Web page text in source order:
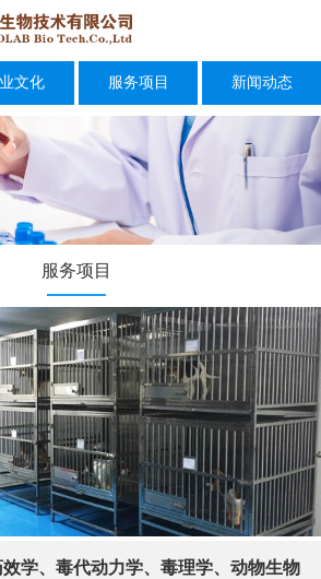
文化 服务项目 新闻动态
服务项目
学、毒代动力学、毒理学、动物生物